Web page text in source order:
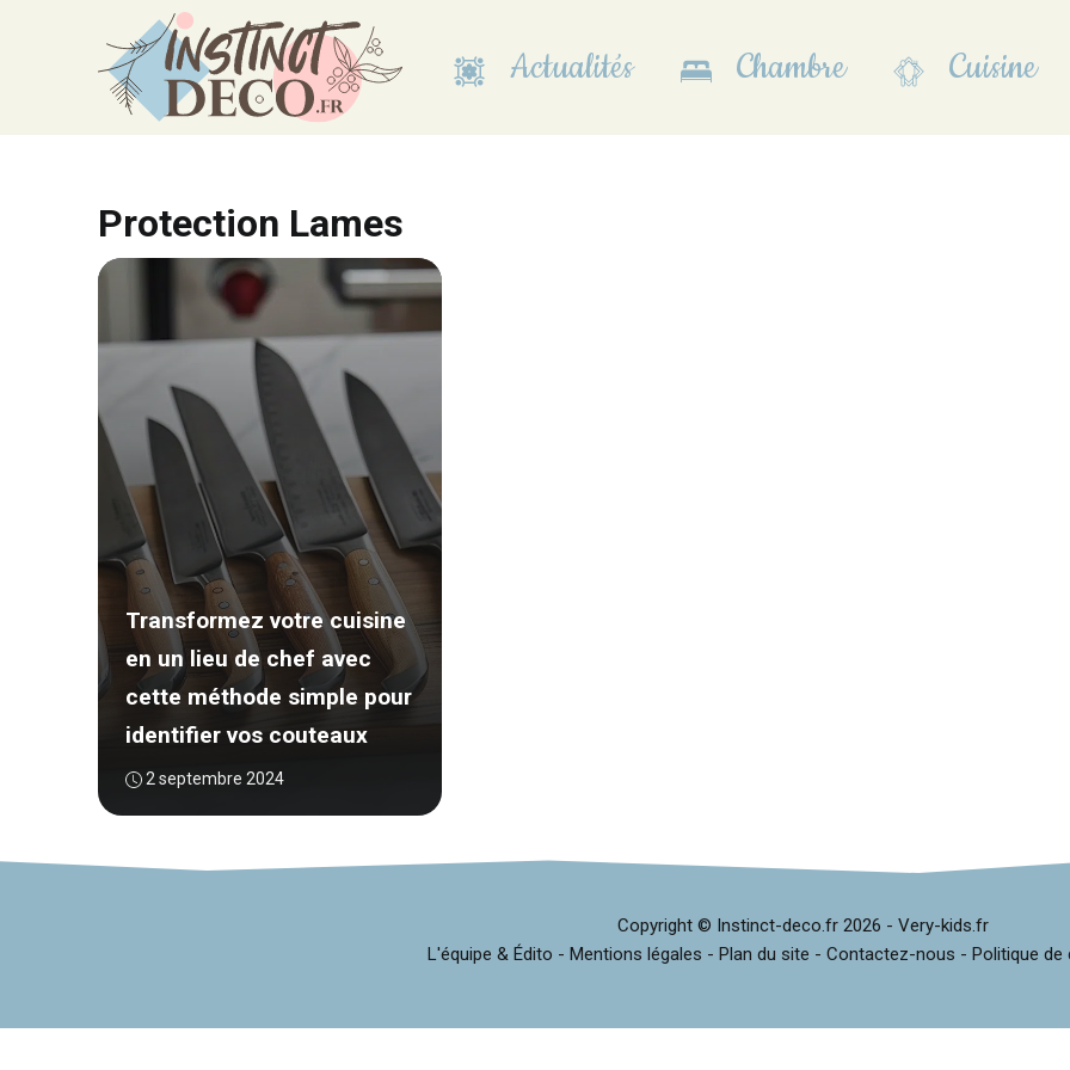
Actualités Chambre Cuisine
Protection Lames
Transformez votre cuisine
en un lieu de chef avec
cette méthode simple pour
identifier vos couteaux
2 septembre 2024
Copyright © Instinct-deco.fr 2026 - Very-kids.fr
L'équipe & Édito - Mentions légales - Plan du site - Contactez-nous - Politique de